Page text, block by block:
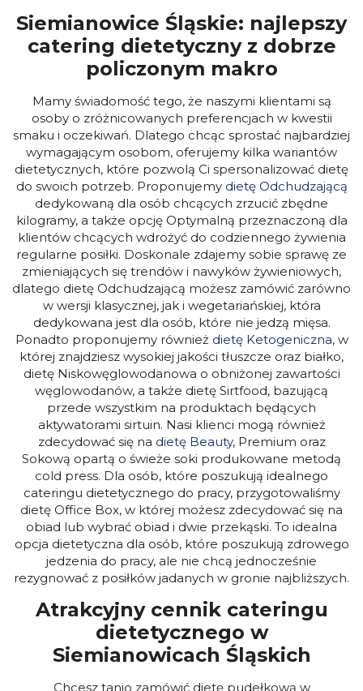
Siemianowice Śląskie: najlepszy
catering dietetyczny z dobrze
policzonym makro
Mamy świadomość tego, że naszymi klientami są
osoby o zróżnicowanych preferencjach w kwestii
smaku i oczekiwań. Dlatego chcąc sprostać najbardziej
wymagającym osobom, oferujemy kilka wariantów
dietetycznych, które pozwolą Ci spersonalizować dietę
do swoich potrzeb. Proponujemy dietę Odchudzającą
dedykowaną dla osób chcących zrzucić zbędne
kilogramy, a także opcję Optymalną przeznaczoną dla
klientów chcących wdrożyć do codziennego żywienia
regularne posiłki. Doskonale zdajemy sobie sprawę ze
zmieniających się trendów i nawyków żywieniowych,
dlatego dietę Odchudzającą możesz zamówić zarówno
w wersji klasycznej, jak i wegetariańskiej, która
dedykowana jest dla osób, które nie jedzą mięsa.
Ponadto proponujemy również dietę Ketogeniczna, w
której znajdziesz wysokiej jakości tłuszcze oraz białko,
dietę Niskowęglowodanowa o obniżonej zawartości
węglowodanów, a także dietę Sirtfood, bazującą
przede wszystkim na produktach będących
aktywatorami sirtuin. Nasi klienci mogą również
zdecydować się na dietę Beauty, Premium oraz
Sokową opartą o świeże soki produkowane metodą
cold press. Dla osób, które poszukują idealnego
cateringu dietetycznego do pracy, przygotowaliśmy
dietę Office Box, w której możesz zdecydować się na
obiad lub wybrać obiad i dwie przekąski. To idealna
opcja dietetyczna dla osób, które poszukują zdrowego
jedzenia do pracy, ale nie chcą jednocześnie
rezygnować z posiłków jadanych w gronie najbliższych.
Atrakcyjny cennik cateringu
dietetycznego w
Siemianowicach Śląskich
Chcesz tanio zamówić dietę pudełkową w